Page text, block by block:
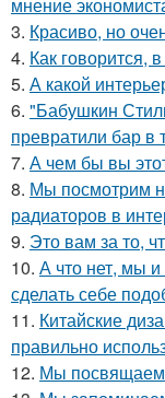
мнение
3. Красиво, но
4. Как говорится,
5. А какой
6. "Бабушкин
превратили бар в
7. А чем бы вы
8. Мы посмотрим
радиаторов в
9. Это вам за то,
10. А что нет, мы
сделать себе
11. Китайские
правильно
12. Мы